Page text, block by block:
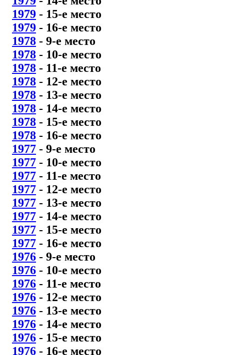
1979 - 15-е место
1979 - 16-е место
1978 - 9-е место
1978 - 10-е место
1978 - 11-е место
1978 - 12-е место
1978 - 13-е место
1978 - 14-е место
1978 - 15-е место
1978 - 16-е место
1977 - 9-е место
1977 - 10-е место
1977 - 11-е место
1977 - 12-е место
1977 - 13-е место
1977 - 14-е место
1977 - 15-е место
1977 - 16-е место
1976 - 9-е место
1976 - 10-е место
1976 - 11-е место
1976 - 12-е место
1976 - 13-е место
1976 - 14-е место
1976 - 15-е место
1976 - 16-е место